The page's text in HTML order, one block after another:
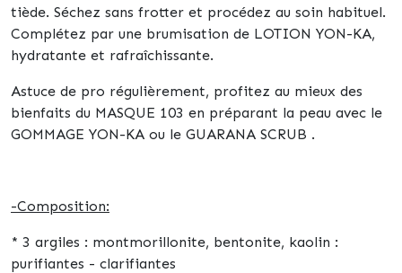
tiède. Séchez sans frotter et procédez au soin habituel.
Complétez par une brumisation de LOTION YON-KA,
hydratante et rafraîchissante.
Astuce de pro régulièrement, profitez au mieux des
bienfaits du MASQUE 103 en préparant la peau avec le
GOMMAGE YON-KA ou le GUARANA SCRUB .
-Composition:
* 3 argiles : montmorillonite, bentonite, kaolin :
purifiantes - clarifiantes